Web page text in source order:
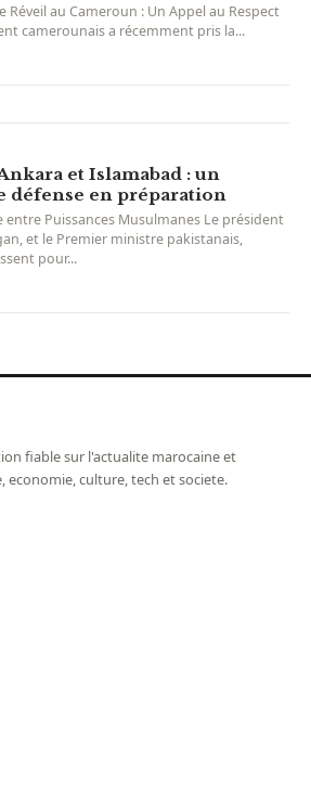
Réveil au Cameroun : Un Appel au Respect
camerounais a récemment pris la...
et Islamabad : un
défense en préparation
Puissances Musulmanes Le président
et le Premier ministre pakistanais,
pour...
fiable sur l'actualite marocaine et
economie, culture, tech et societe.